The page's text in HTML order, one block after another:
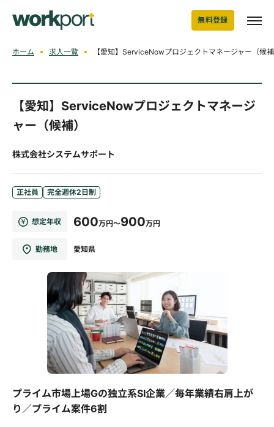
無料登録
ホーム 求人一覧 【愛知】ServiceNowプロジェクトマネージャー（候
【愛知】ServiceNowプロジェクトマネージ
ャー（候補）
株式会社システムサポート
正社員 完全週休2日制
想定年収 600万円～900万円
勤務地 愛知県
プライム市場上場Gの独立系SI企業／毎年業績右肩上が
り／プライム案件6割